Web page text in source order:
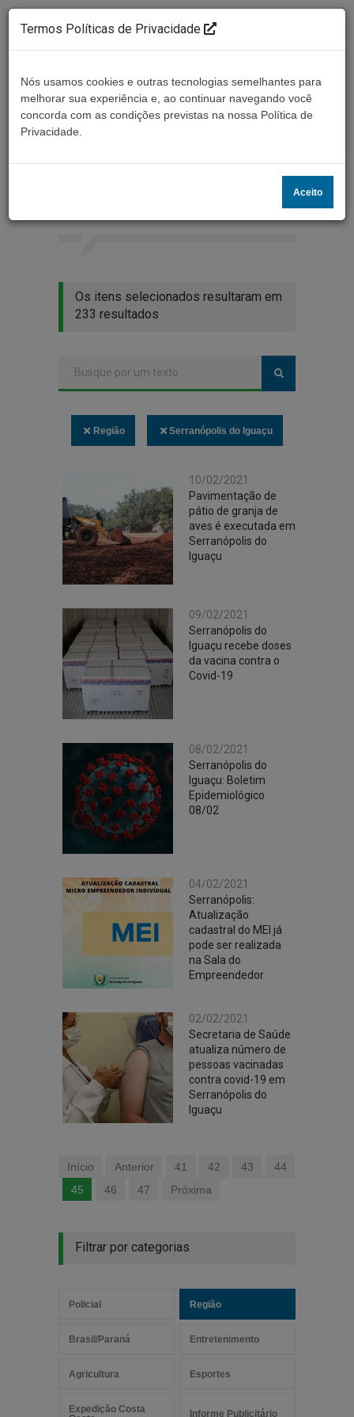
Resultados da busca
Buscar
Os itens selecionados resultaram em
233 resultados
Região Serranópolis do Iguaçu
10/02/2021
Pavimentação de
pátio de granja de
aves é executada em
Serranópolis do
Iguaçu
09/02/2021
Serranópolis do
Iguaçu recebe doses
da vacina contra o
Covid-19
08/02/2021
Serranópolis do
Iguaçu: Boletim
Epidemiológico
08/02
04/02/2021
Serranópolis:
Atualização
cadastral do MEI já
pode ser realizada
na Sala do
Empreendedor
02/02/2021
Secretaria de Saúde
atualiza número de
pessoas vacinadas
contra covid-19 em
Serranópolis do
Iguaçu
Início Anterior 41 42 43
44
45
46 47 Próxima
Filtrar por categorias
Policial Região
Brasil/Paraná Entretenimento
Agricultura Esportes
Expedição Costa
Informe Publicitário
Termos Políticas de Privacidade
Nós usamos cookies e outras tecnologias semelhantes para
melhorar sua experiência e, ao continuar navegando você
concorda com as condições previstas na nossa Política de
Privacidade.
Aceito